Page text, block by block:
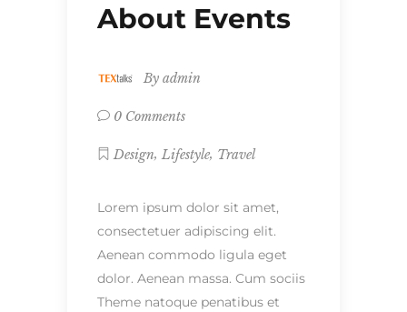
About Events
By admin
0 Comments
Design, Lifestyle, Travel
Lorem ipsum dolor sit amet,
consectetuer adipiscing elit.
Aenean commodo ligula eget
dolor. Aenean massa. Cum sociis
Theme natoque penatibus et